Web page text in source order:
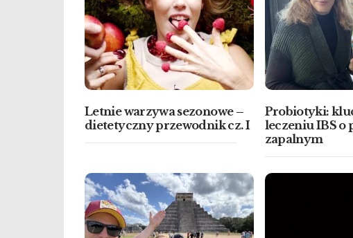
Letnie warzywa sezonowe –
dietetyczny przewodnik cz. I
Probiotyki:
leczeniu IBS o
zapalnym